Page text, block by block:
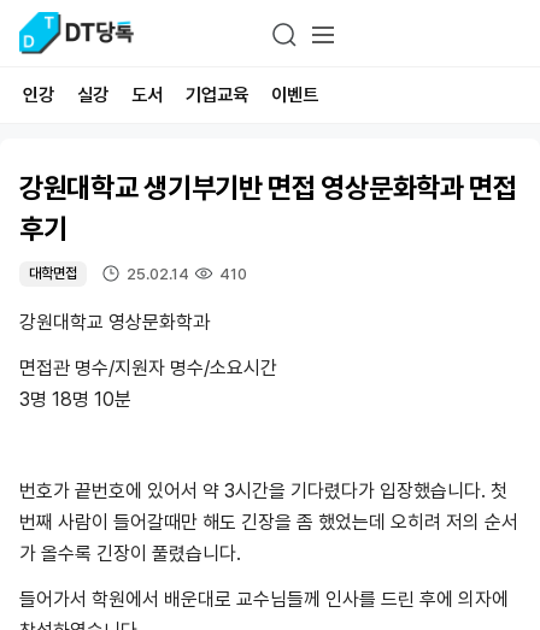
인강 실강 도서 기업교육 이벤트
강원대학교 생기부기반 면접 영상문화학과 면접
후기
대학면접 25.02.14 410
강원대학교 영상문화학과
면접관 명수/지원자 명수/소요시간
3명 18명 10분
번호가 끝번호에 있어서 약 3시간을 기다렸다가 입장했습니다. 첫
번째 사람이 들어갈때만 해도 긴장을 좀 했었는데 오히려 저의 순서
가 올수록 긴장이 풀렸습니다.
들어가서 학원에서 배운대로 교수님들께 인사를 드린 후에 의자에